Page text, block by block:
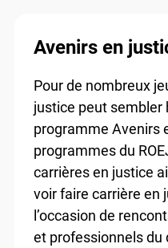
Avenirs en
Pour de nombreux
justice peut sembler
programme Avenirs
programmes du
carrières en justice
voir faire carrière en
l’occasion de
et professionnels du